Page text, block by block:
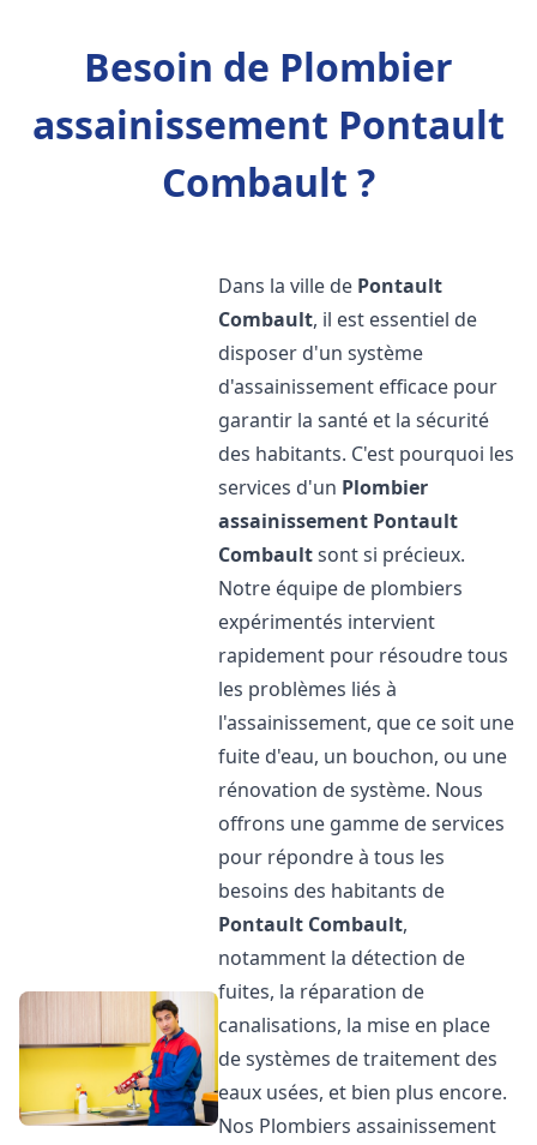
Besoin de Plombier
assainissement Pontault
Combault ?
Dans la ville de Pontault
Combault, il est essentiel de
disposer d'un système
d'assainissement efficace pour
garantir la santé et la sécurité
des habitants. C'est pourquoi les
services d'un Plombier
assainissement Pontault
Combaultsont si précieux.
Notre équipe de plombiers
expérimentés intervient
rapidement pour résoudre tous
les problèmes liés à
l'assainissement, que ce soit une
fuite d'eau, un bouchon, ou une
rénovation de système. Nous
offrons une gamme de services
pour répondre à tous les
besoins des habitants de
Pontault Combault,
notamment la détection de
fuites, la réparation de
canalisations, la mise en place
de systèmes de traitement des
eaux usées, et bien plus encore.
Nos Plombiers assainissement